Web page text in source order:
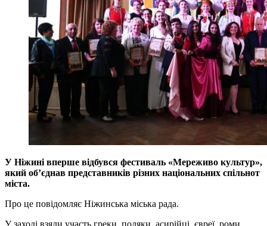
У Ніжині вперше відбувся фестиваль «Мереживо культур»,
який об’єднав представників різних національних спільнот
міста.
Про це повідомляє Ніжинська міська рада.